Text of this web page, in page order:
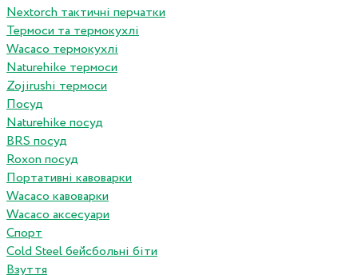
Nextorch тактичні перчатки
Термоси та термокухлі
Wacaco термокухлі
Naturehike термоси
Zojirushi термоси
Посуд
Naturehike посуд
BRS посуд
Roxon посуд
Портативні кавоварки
Wacaco кавоварки
Wacaco аксесуари
Спорт
Cold Steel бейсбольні біти
Взуття